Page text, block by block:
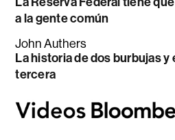
a la gente común
John Authers
La historia de dos burbujas y
tercera